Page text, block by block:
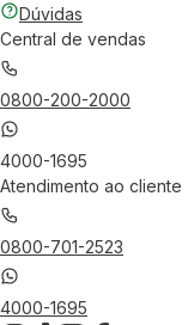
Dúvidas
Central de vendas
0800-200-2000
4000-1695
Atendimento ao cliente
0800-701-2523
4000-1695